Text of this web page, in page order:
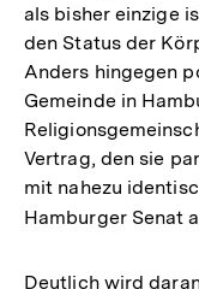
als bisher einzige
den Status der
Anders hingegen
Gemeinde in
Vertrag, den sie
mit nahezu
Hamburger Senat
Deutlich wird